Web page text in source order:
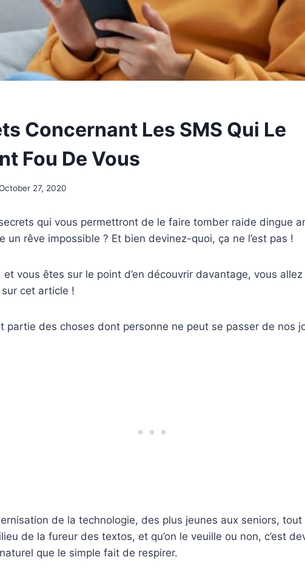
Concernant Les SMS Qui Le
Fou De Vous
27, 2020
qui vous permettront de le faire tomber raide dingue
un rêve impossible ? Et bien devinez-quoi, ça ne l’est pas !
et vous êtes sur le point d’en découvrir davantage, vous
sur cet article !
partie des choses dont personne ne peut se passer de nos
de la technologie, des plus jeunes aux seniors, tout
de la fureur des textos, et qu’on le veuille ou non, c’est
que le simple fait de respirer.